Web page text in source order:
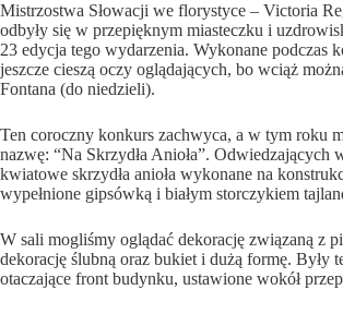
Mistrzostwa Słowacji we florystyce – Victoria
odbyły się w przepięknym miasteczku i
23 edycja tego wydarzenia. Wykonane podczas
jeszcze cieszą oczy oglądających, bo wciąż
Fontana (do niedzieli).
Ten coroczny konkurs zachwyca, a w tym roku
nazwę: “Na Skrzydła Anioła”. Odwiedzających
kwiatowe skrzydła anioła wykonane na
wypełnione gipsówką i białym storczykiem
W sali mogliśmy oglądać dekorację związaną z
dekorację ślubną oraz bukiet i dużą formę. Były
otaczające front budynku, ustawione wokół